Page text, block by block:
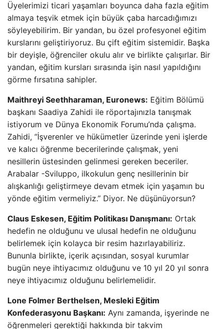
Üyelerimizi ticari yaşamları boyunca daha fazla eğitim
almaya teşvik etmek için büyük çaba harcadığımızı
söyleyebilirim. Bir yandan, bu özel profesyonel eğitim
kurslarını geliştiriyoruz. Bu çift eğitim sistemidir. Başka
bir deyişle, öğrenciler okulu alır ve birlikte çalışırlar. Bir
yandan, eğitim kursları sırasında işin nasıl yapıldığını
görme fırsatına sahipler.
Maithreyi Seethharaman, Euronews: Eğitim Bölümü
başkanı Saadiya Zahidi ile röportajınızla tanışmak
istiyorum ve Dünya Ekonomik Forumu’nda çalışma.
Zahidi, “İşverenler ve hükümetler üzerinde yeni işlerde
ve kalıcı öğrenme becerilerinde çalışmak, yeni
nesillerin üstesinden gelinmesi gereken beceriler.
Arabalar -Sviluppo, ilkokulun genç nesillerinin bir
alışkanlığı geliştirmeye devam etmek için yaşamın bu
yönde eğitim vermeliyiz.” Diyor. Ne düşünüyorsun?
Claus Eskesen, Eğitim Politikası Danışmanı: Ortak
hedefin ne olduğunu ve ulusal hedefin ne olduğunu
belirlemek için kolayca bir resim hazırlayabiliriz.
Bununla birlikte, içerik açısından, sosyal kurumlar
bugün neye ihtiyacımız olduğunu ve 10 yıl 20 yıl sonra
neye ihtiyacımız olduğunu belirlemelidir.
Lone Folmer Berthelsen, Mesleki Eğitim
Konfederasyonu Başkanı: Aynı zamanda, işyerinde ne
öğrenmeleri gerektiği hakkında bir takvim